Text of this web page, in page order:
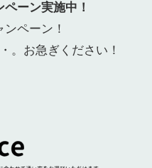
ペーン実施中！
ペーン！
。お急ぎください！